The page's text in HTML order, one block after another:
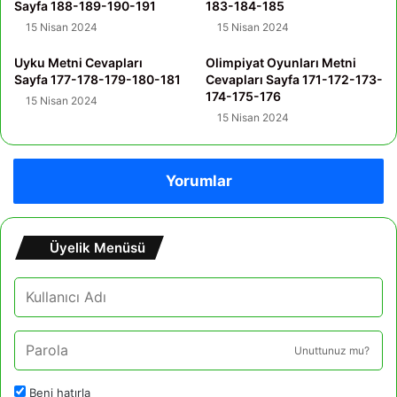
Sayfa 188-189-190-191
15 Nisan 2024
183-184-185
15 Nisan 2024
Uyku Metni Cevapları
Sayfa 177-178-179-180-181
15 Nisan 2024
Olimpiyat Oyunları Metni
Cevapları Sayfa 171-172-173-
174-175-176
15 Nisan 2024
Yorumlar
Üyelik Menüsü
Unuttunuz mu?
Beni hatırla